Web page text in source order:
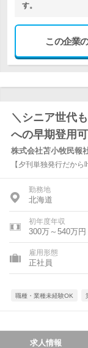
す。
この企業
＼シニア世代
への早期登用可
株式会社苫小牧民報
【夕刊単独発行だか
勤務地
北海道
初年度年収
300万～540万円
雇用形態
正社員
職種・業種未経験OK
求人情報